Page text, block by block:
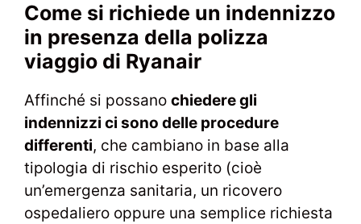
Come si richiede un indennizzo
in presenza della polizza
viaggio di Ryanair
Affinché si possano chiedere gli
indennizzi ci sono delle procedure
differenti, che cambiano in base alla
tipologia di rischio esperito (cioè
un’emergenza sanitaria, un ricovero
ospedaliero oppure una semplice richiesta